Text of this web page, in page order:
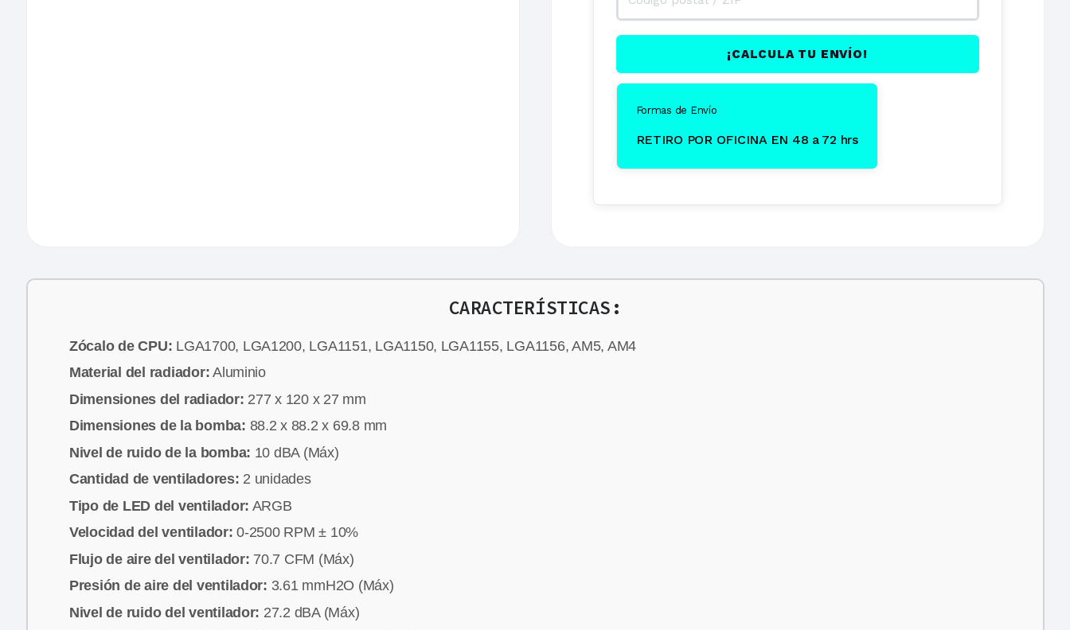
¡CALCULA TU ENVÍO!
Formas de Envío
RETIRO POR OFICINA EN 48 a 72 hrs
CARACTERÍSTICAS:
Zócalo de CPU: LGA1700, LGA1200, LGA1151, LGA1150, LGA1155, LGA1156, AM5, AM4
Material del radiador: Aluminio
Dimensiones del radiador: 277 x 120 x 27 mm
Dimensiones de la bomba: 88.2 x 88.2 x 69.8 mm
Nivel de ruido de la bomba: 10 dBA (Máx)
Cantidad de ventiladores: 2 unidades
Tipo de LED del ventilador: ARGB
Velocidad del ventilador: 0-2500 RPM ± 10%
Flujo de aire del ventilador: 70.7 CFM (Máx)
Presión de aire del ventilador: 3.61 mmH2O (Máx)
Nivel de ruido del ventilador: 27.2 dBA (Máx)